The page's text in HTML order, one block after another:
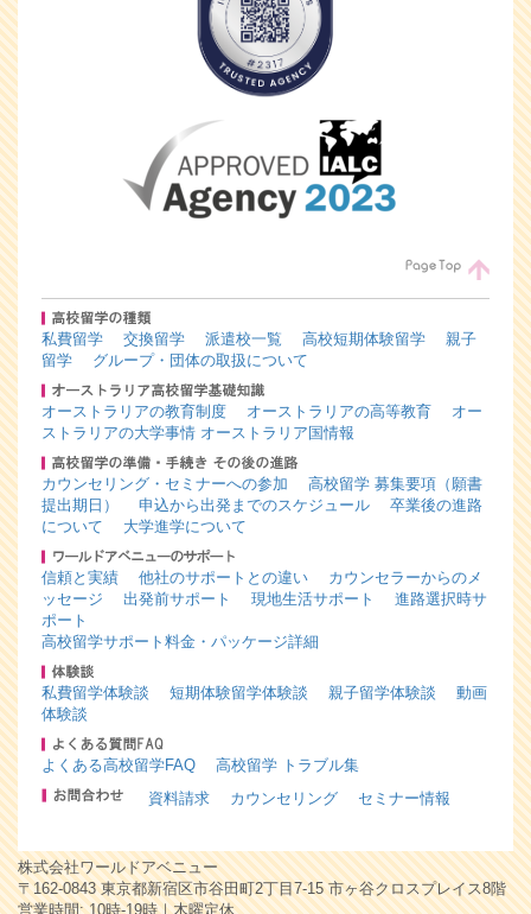
私費留学 交換留学 派遣校一覧 高校短期体験留学
親子
留学
グループ・団体の取扱について
オーストラリアの教育制度 オーストラリアの高等教育
オー
ストラリアの大学事情 オーストラリア国情報
カウンセリング・セミナーへの参加
高校留学 募集要項（願書
提出期日）
申込から出発までのスケジュール
卒業後の進路
について
大学進学について
信頼と実績 他社のサポートとの違い
カウンセラーからのメ
ッセージ
出発前サポート 現地生活サポート
進路選択時サ
ポート
高校留学サポート料金・パッケージ詳細
私費留学体験談 短期体験留学体験談 親子留学体験談
動画
体験談
よくある高校留学FAQ
高校留学 トラブル集
資料請求
カウンセリング セミナー情報
株式会社ワールドアベニュー
〒162-0843 東京都新宿区市谷田町2丁目7-15 市ヶ谷クロスプレイス8階
営業時間: 10時-19時｜木曜定休